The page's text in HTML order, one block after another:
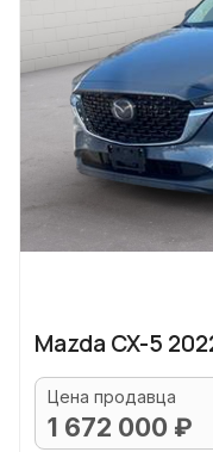
Mazda CX-5
Цена продавца
1 672 000 ₽